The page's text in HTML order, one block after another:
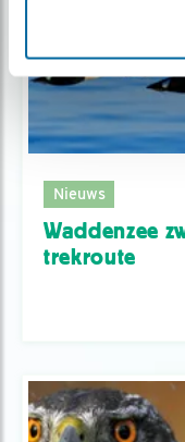
Nieuws
Waddenzee
trekroute